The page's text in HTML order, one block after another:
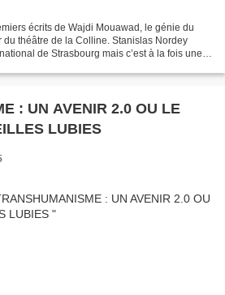
écrits de Wajdi Mouawad, le génie du
du théâtre de la Colline. Stanislas Nordey
de Strasbourg mais c’est à la fois une
: UN AVENIR 2.0 OU LE
LUBIES